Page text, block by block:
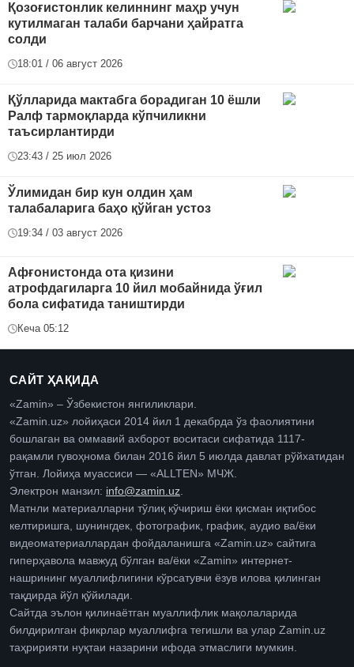
Қозоғистонлик келиннинг маҳр учун
кутилмаган талаби барчани ҳайратга
солди
18:01 / 06 август 2026
Қўлларида мактабга борадиган 10 ёшли
Ралф тармоқларда кўпчиликни
таъсирлантирди
23:43 / 25 июл 2026
Ўлимидан бир кун олдин ҳам
талабаларига баҳо қўйган устоз
19:34 / 03 август 2026
Афғонистонда ота қизини
атрофдагиларга 10 йил мобайнида ўғил
бола сифатида таништирди
Кеча 05:12
САЙТ ҲАҚИДА
«Zamin» – Ўзбекистон янгиликлари.
«Zamin.uz» лойиҳаси 2014 йил 1 декабрда ўз фаолиятини
бошлаган ва оммавий ахборот воситаси сифатида 1117-
рақамли гувоҳнома билан 2016 йил 5 июлда давлат рўйхатидан
ўтган. Лойиҳа муассиси — «ALLTEN» МЧЖ.
Электрон манзил: info@zamin.uz.
Матнли материалларни тўлиқ кўчириш ёки қисман иқтибос
келтиришга, шунингдек, фотографик, график, аудио ва/ёки
видеоматериаллардан фойдаланишга «Zamin.uz» сайтига
гиперҳавола мавжуд бўлган ва/ёки «Zamin» интернет-
нашрининг муаллифлигини кўрсатувчи ёзув илова қилинган
тақдирда йўл қўйилади.
Сайтда эълон қилинаётган муаллифлик мақолаларида
билдирилган фикрлар муаллифга тегишли ва улар Zamin.uz
таҳририяти нуқтаи назарини ифода этмаслиги мумкин.